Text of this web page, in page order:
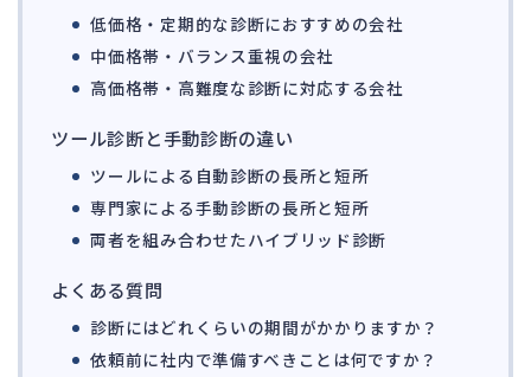
低価格・定期的な診断におすすめの会社
中価格帯・バランス重視の会社
高価格帯・高難度な診断に対応する会社
ツール診断と手動診断の違い
ツールによる自動診断の長所と短所
専門家による手動診断の長所と短所
両者を組み合わせたハイブリッド診断
よくある質問
診断にはどれくらいの期間がかかりますか？
依頼前に社内で準備すべきことは何ですか？